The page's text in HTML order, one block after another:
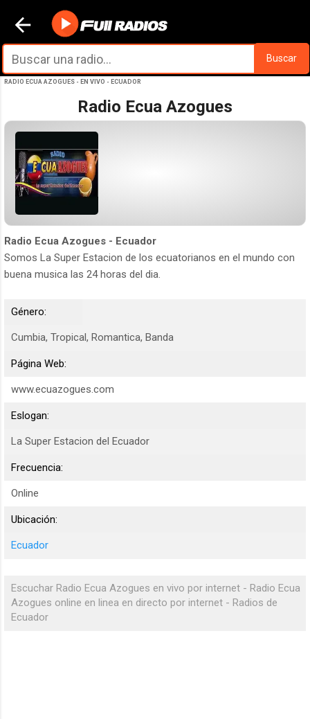
Ir al contenido principal
Buscar
RADIO ECUA AZOGUES - EN VIVO - ECUADOR
Radio Ecua Azogues
Radio Ecua Azogues - Ecuador
Somos La Super Estacion de los ecuatorianos en el mundo con
buena musica las 24 horas del dia.
Género:
Cumbia, Tropical, Romantica, Banda
Página Web:
www.ecuazogues.com
Eslogan:
La Super Estacion del Ecuador
Frecuencia:
Online
Ubicación:
Ecuador
Escuchar Radio Ecua Azogues en vivo por internet - Radio Ecua
Azogues online en linea en directo por internet - Radios de
Ecuador